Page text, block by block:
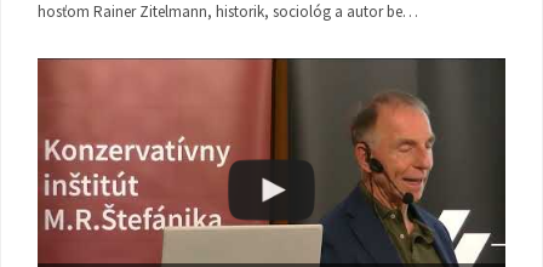
hosťom Rainer Zitelmann, historik, sociológ a autor be…